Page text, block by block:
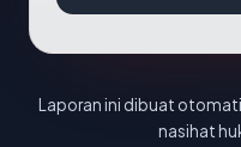
Laporan ini dibuat
nasihat